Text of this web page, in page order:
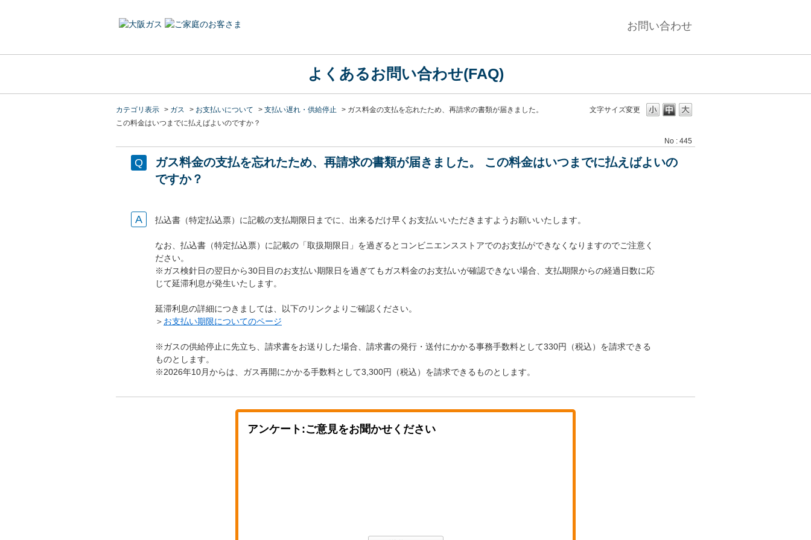
お問い合わせ
よくあるお問い合わせ(FAQ)
文字サイズ変更
カテゴリ表示 > ガス > お支払いについて > 支払い遅れ・供給停止 > ガス料金の支払を忘れたため、再請求の書類が届きました。
この料金はいつまでに払えばよいのですか？
No : 445
ガス料金の支払を忘れたため、再請求の書類が届きました。 この料金はいつまでに払えばよいの
ですか？
払込書（特定払込票）に記載の支払期限日までに、出来るだけ早くお支払いいただきますようお願いいたします。
なお、払込書（特定払込票）に記載の「取扱期限日」を過ぎるとコンビニエンスストアでのお支払ができなくなりますのでご注意く
ださい。
※ガス検針日の翌日から30日目のお支払い期限日を過ぎてもガス料金のお支払いが確認できない場合、支払期限からの経過日数に応
じて延滞利息が発生いたします。
延滞利息の詳細につきましては、以下のリンクよりご確認ください。
＞ お支払い期限についてのページ
※ガスの供給停止に先立ち、請求書をお送りした場合、請求書の発行・送付にかかる事務手数料として330円（税込）を請求できる
ものとします。
※2026年10月からは、ガス再開にかかる手数料として3,300円（税込）を請求できるものとします。
アンケート:ご意見をお聞かせください